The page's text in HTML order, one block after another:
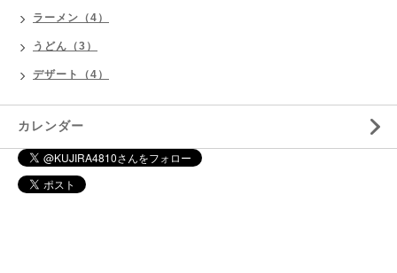
ラーメン（4）
うどん（3）
デザート（4）
カレンダー